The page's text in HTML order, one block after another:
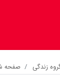
زندگی صفحه